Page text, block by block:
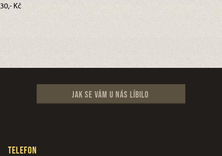
30,- Kč
Jak se vám u nás líbilo
Telefon